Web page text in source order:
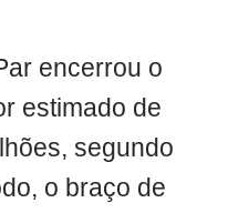
encerrou o
estimado de
segundo
o braço de